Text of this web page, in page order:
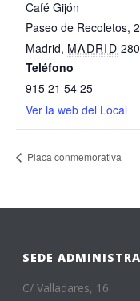
Café Gijón
Paseo de Recoletos,
Madrid, MADRID
Teléfono
915 21 54 25
Ver la web del Local
Placa conmemorativa
SEDE
C/ Valladares, 16